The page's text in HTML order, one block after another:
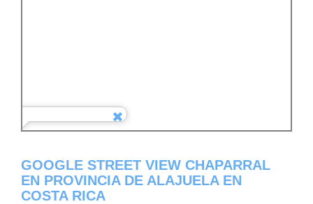
GOOGLE STREET VIEW CHAPARRAL
EN PROVINCIA DE ALAJUELA EN
COSTA RICA